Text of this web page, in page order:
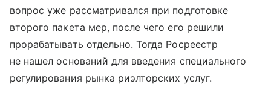
вопрос уже рассматривался при подготовке
второго пакета мер, после чего его решили
прорабатывать отдельно. Тогда Росреестр
не нашел оснований для введения специального
регулирования рынка риэлторских услуг.